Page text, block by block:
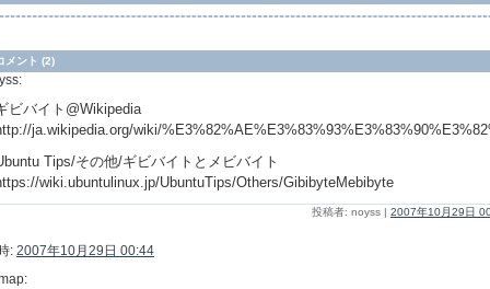
メント (2)
ビバイト@Wikipedia
ja.wikipedia.org/wiki/
Tips/その他/ギビバイトとメビバイト
wiki.ubuntulinux.jp/UbuntuTips/Others/GibibyteMebibyte
投稿者: noyss | 2007年10月29日
: 2007年10月29日 00:44